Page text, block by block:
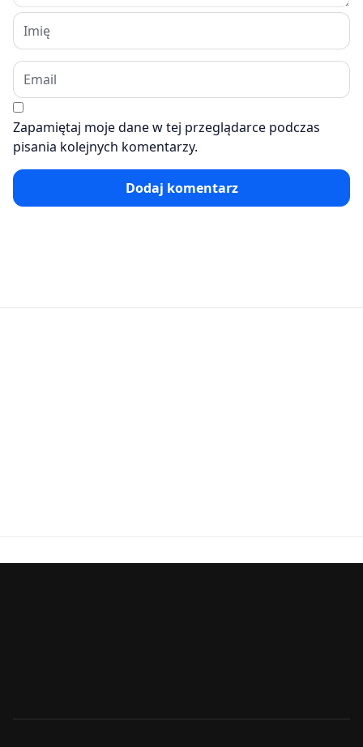
Zapamiętaj moje dane w tej przeglądarce podczas
pisania kolejnych komentarzy.
Dodaj komentarz